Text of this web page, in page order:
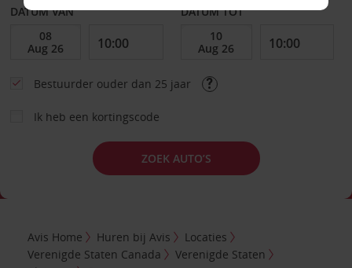
DATUM VAN DATUM TOT
Bestuurder ouder dan 25 jaar
Ik heb een kortingscode
ZOEK AUTO’S
Avis Home Huren bij Avis
Locaties
Verenigde Staten Canada
Verenigde Staten